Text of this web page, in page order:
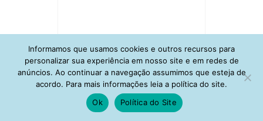
Ear Cuff Navetinhas Prata 925 Zirconias Rubelita Joias
Finas
Informamos que usamos cookies e outros recursos para
personalizar sua experiência em nosso site e em redes de
anúncios. Ao continuar a navegação assumimos que esteja de
acordo. Para mais informações leia a política do site.
Ok
Política do Site